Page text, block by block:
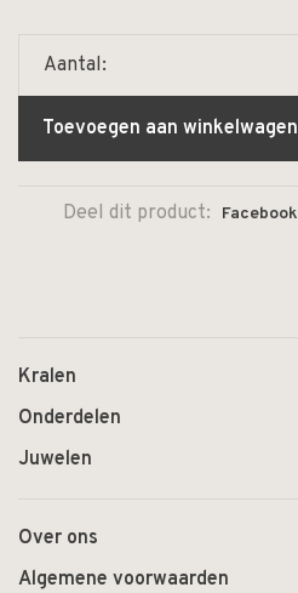
Aantal:
Toevoegen aan winkelwagen
Deel dit product: Facebook
Kralen
Onderdelen
Juwelen
Over ons
Algemene voorwaarden